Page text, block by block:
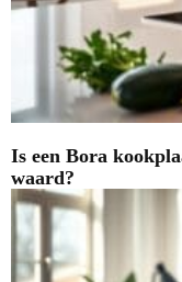
Is een Bora
waard?